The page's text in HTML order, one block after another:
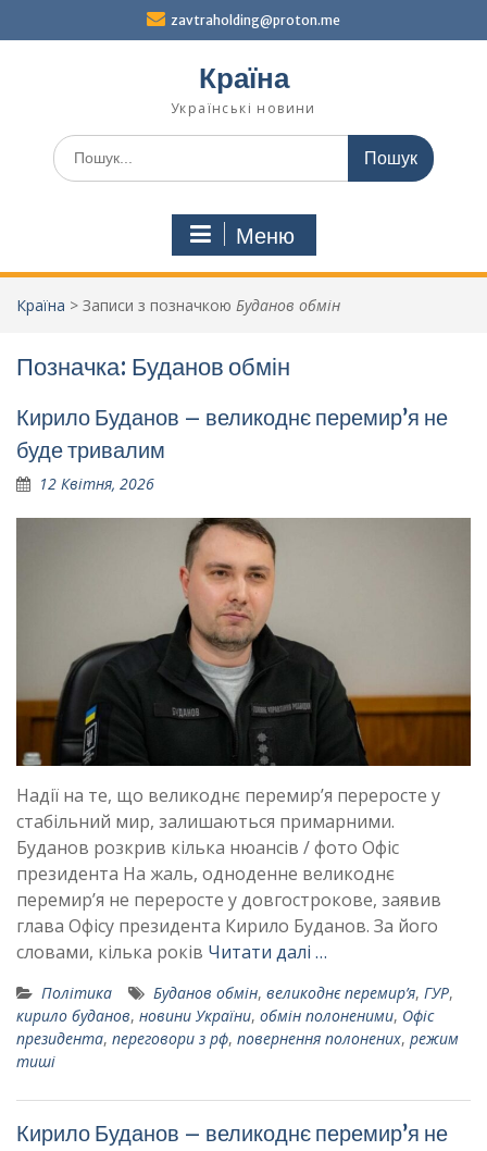
zavtraholding@proton.me
Країна
Українські новини
Шукати:
Меню
Країна > Записи з позначкою Буданов обмін
Позначка: Буданов обмін
Кирило Буданов – великоднє перемир’я не
буде тривалим
12 Квітня, 2026
Надії на те, що великоднє перемир’я переросте у
стабільний мир, залишаються примарними.
Буданов розкрив кілька нюансів / фото Офіс
президента На жаль, одноденне великоднє
перемир’я не переросте у довгострокове, заявив
глава Офісу президента Кирило Буданов. За його
словами, кілька років Читати далі …
Політика Буданов обмін, великоднє перемир’я, ГУР,
кирило буданов, новини України, обмін полоненими, Офіс
президента, переговори з рф, повернення полонених, режим
тиші
Кирило Буданов – великоднє перемир’я не